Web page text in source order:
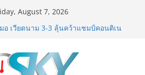
August 7, 2026
อ เวียดนาม 3-3 ลุ้นคว้าแชมป์คอนติเน
ร ประกวดอัตลักษณ์อาหารภูมิภาค “รสถิ่น
นูต้นตำรับ 4 ภูมิภาค ดัน Soft Power สู่